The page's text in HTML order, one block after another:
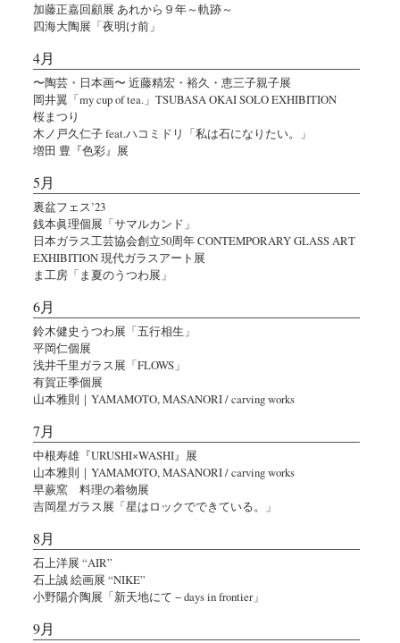
加藤正嘉回顧展 あれから９年～軌跡～
四海大陶展「夜明け前」
4月
〜陶芸・日本画〜 近藤精宏・裕久・恵三子親子展
岡井翼「my cup of tea.」TSUBASA OKAI SOLO EXHIBITION
桜まつり
木ノ戸久仁子 feat.ハコミドリ「私は石になりたい。」
増田 豊『色彩』展
5月
裏盆フェス’23
銭本眞理個展「サマルカンド」
日本ガラス工芸協会創立50周年 CONTEMPORARY GLASS ART
EXHIBITION 現代ガラスアート展
ま工房「ま夏のうつわ展」
6月
鈴木健史うつわ展「五行相生」
平岡仁個展
浅井千里ガラス展「FLOWS」
有賀正季個展
山本雅則｜YAMAMOTO, MASANORI / carving works
7月
中根寿雄『URUSHI×WASHI』展
山本雅則｜YAMAMOTO, MASANORI / carving works
早蕨窯 料理の着物展
吉岡星ガラス展「星はロックでできている。」
8月
石上洋展 “AIR”
石上誠 絵画展 “NIKE”
小野陽介陶展「新天地にて − days in frontier」
9月